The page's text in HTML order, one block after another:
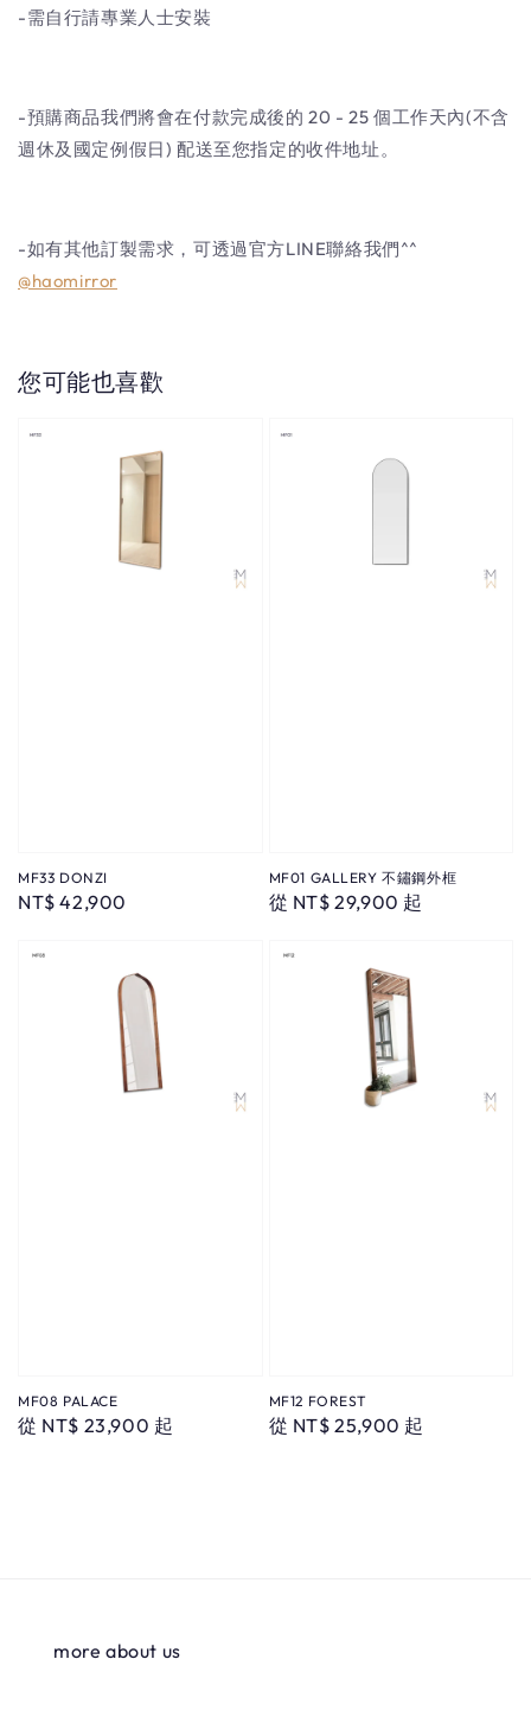
-需自行請專業人士安裝
-預購商品我們將會在付款完成後的 20 - 25 個工作天內(不含
週休及國定例假日) 配送至您指定的收件地址。
-如有其他訂製需求，可透過官方LINE聯絡我們^^
@haomirror
您可能也喜歡
MF33 DONZI
Regular
NT$ 42,900
MF01 GALLERY 不鏽鋼外框
Regular
從 NT$ 29,900 起
MF08 PALACE
Regular
從 NT$ 23,900 起
MF12 FOREST
Regular
從 NT$ 25,900 起
more about us